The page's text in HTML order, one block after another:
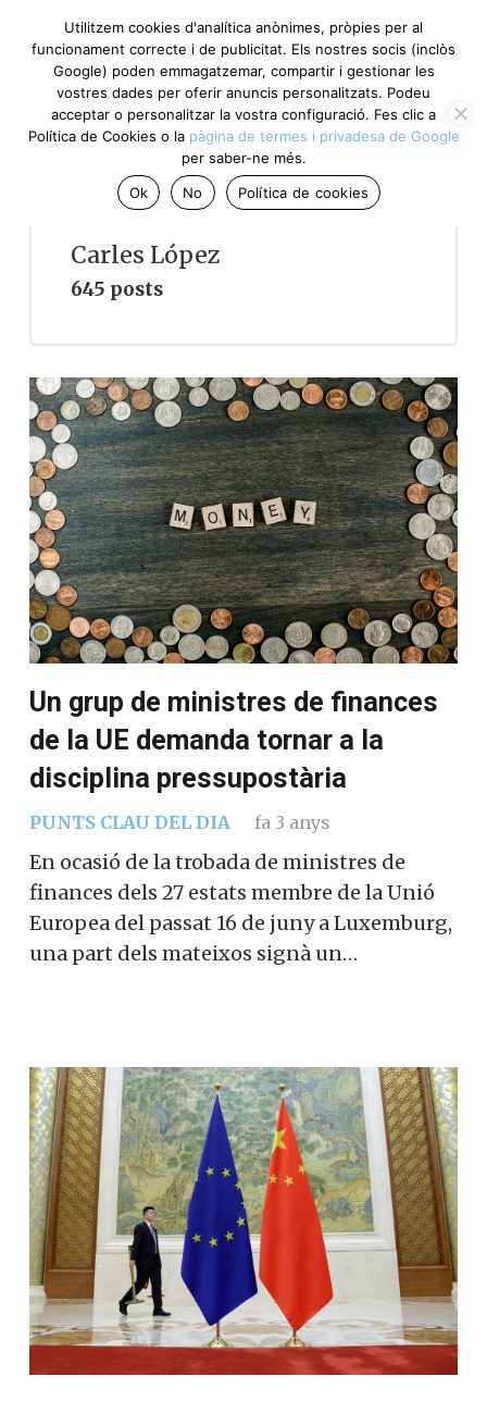
Carles López
645 posts
Un grup de ministres de finances
de la UE demanda tornar a la
disciplina pressupostària
PUNTS CLAU DEL DIA fa 3 anys
En ocasió de la trobada de ministres de
finances dels 27 estats membre de la Unió
Europea del passat 16 de juny a Luxemburg,
una part dels mateixos signà un…
Utilitzem cookies d'analítica anònimes, pròpies per al
funcionament correcte i de publicitat. Els nostres socis (inclòs
Google) poden emmagatzemar, compartir i gestionar les
vostres dades per oferir anuncis personalitzats. Podeu
acceptar o personalitzar la vostra configuració. Fes clic a
Política de Cookies o la pàgina de termes i privadesa de Google
per saber-ne més.
Ok
No Política de cookies